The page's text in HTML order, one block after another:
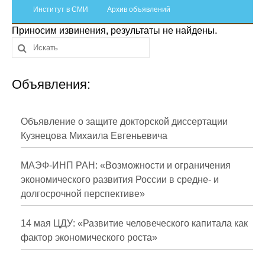
Отчетность
Противодействие коррупции
Материалы для СМИ
Публикации
Научная жизнь
Проблемы прогнозирования
О журнале
Номера журналов
Институт в СМИ Архив объявлений
Приносим извинения, результаты не найдены.
Объявления:
Объявление о защите докторской диссертации
Кузнецова Михаила Евгеньевича
МАЭФ-ИНП РАН: «Возможности и ограничения
экономического развития России в средне- и
долгосрочной перспективе»
14 мая ЦДУ: «Развитие человеческого капитала как
фактор экономического роста»